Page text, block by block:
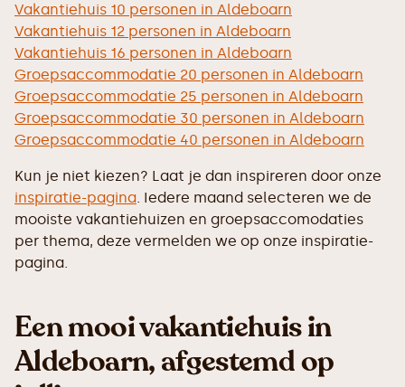
Vakantiehuis 10 personen in Aldeboarn
Vakantiehuis 12 personen in Aldeboarn
Vakantiehuis 16 personen in Aldeboarn
Groepsaccommodatie 20 personen in Aldeboarn
Groepsaccommodatie 25 personen in Aldeboarn
Groepsaccommodatie 30 personen in Aldeboarn
Groepsaccommodatie 40 personen in Aldeboarn
Kun je niet kiezen? Laat je dan inspireren door onze
inspiratie-pagina. Iedere maand selecteren we de
mooiste vakantiehuizen en groepsaccomodaties
per thema, deze vermelden we op onze inspiratie-
pagina.
Een mooi vakantiehuis in
Aldeboarn, afgestemd op